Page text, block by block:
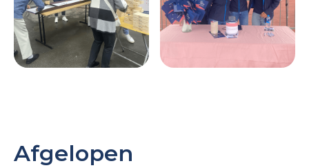
Afgelopen